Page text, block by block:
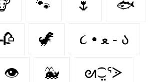
🐾 🌷 🐟
🦖 ૮ • ﻌ - ა⁩
👁️ 🐳 ᘛ⁐̤ᕐᐷ